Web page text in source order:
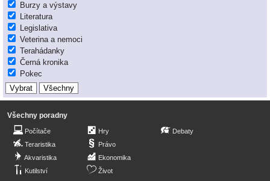
Burzy a výstavy
Literatura
Legislativa
Veterina a nemoci
Terahádanky
Černá kronika
Pokec
Všechny poradny
Počítače
Teraristika
Akvaristika
Kutilství
Hry
Právo
Ekonomika
Život
Debaty